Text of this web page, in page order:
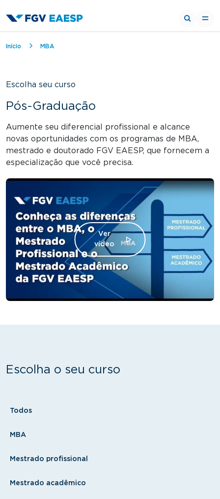
Trilha de navegação
Início MBA
Escolha seu curso
Pós-Graduação
Aumente seu diferencial profissional e alcance
novas oportunidades com os programas de MBA,
mestrado e doutorado FGV EAESP, que fornecem a
especialização que você precisa.
Ver
vídeo
Escolha o seu curso
Tipo
Todos
MBA
Mestrado profissional
Mestrado acadêmico